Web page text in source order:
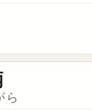
横柄
ら